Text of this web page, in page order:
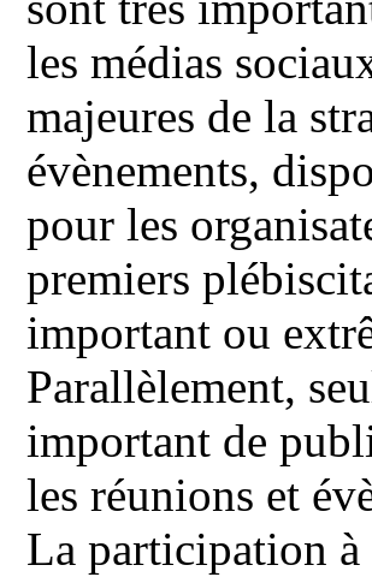
les médias
majeures de la
évènements,
pour les
premiers
important ou
Parallèlement,
important de
les réunions et
La participation à